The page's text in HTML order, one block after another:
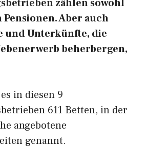
zählen sowohl
Pensionen. Aber auch
und Unterkünfte, die
beherbergen,
in diesen 9
611 Betten, in der
angebotene
genannt.